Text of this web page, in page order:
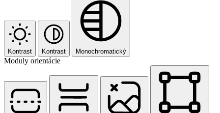
Kontrast Kontrast Monochromatický
Moduly orientácie